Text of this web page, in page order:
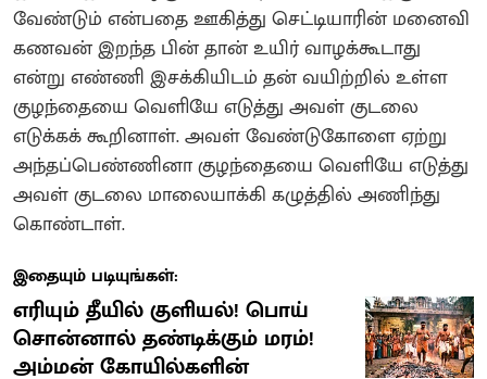
வேண்டும் என்பதை ஊகித்து செட்டியாரின் மனைவி
கணவன் இறந்த பின் தான் உயிர் வாழக்கூடாது
என்று எண்ணி இசக்கியிடம் தன் வயிற்றில் உள்ள
குழந்தையை வெளியே எடுத்து அவள் குடலை
எடுக்கக் கூறினாள். அவள் வேண்டுகோளை ஏற்று
அந்தப்பெண்ணினா குழந்தையை வெளியே எடுத்து
அவள் குடலை மாலையாக்கி கழுத்தில் அணிந்து
கொண்டாள்.
இதையும் படியுங்கள்:
எரியும் தீயில் குளியல்! பொய்
சொன்னால் தண்டிக்கும் மரம்!
அம்மன் கோயில்களின்